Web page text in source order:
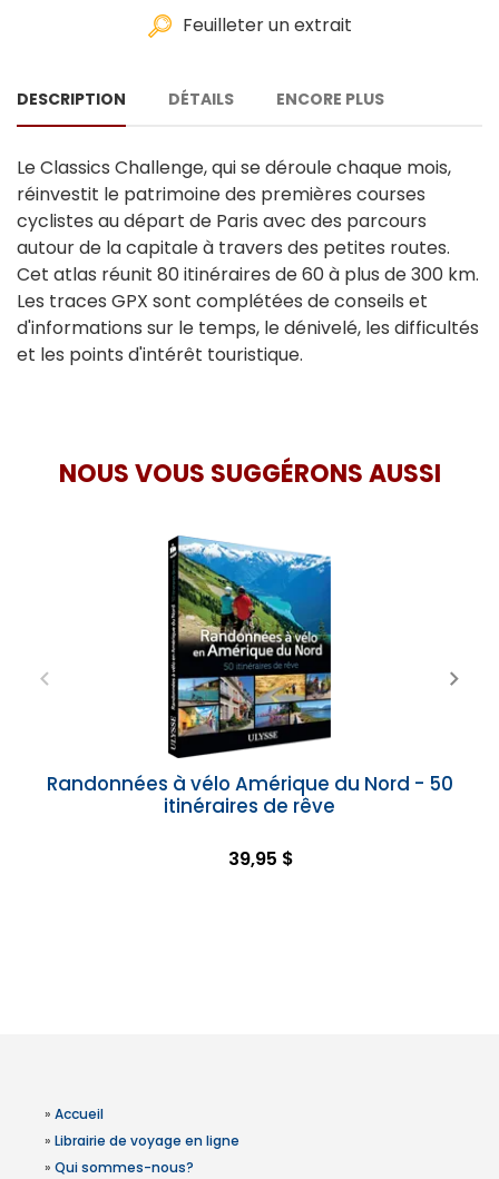
Feuilleter un extrait
DESCRIPTION DÉTAILS ENCORE PLUS
Le Classics Challenge, qui se déroule chaque mois,
réinvestit le patrimoine des premières courses
cyclistes au départ de Paris avec des parcours
autour de la capitale à travers des petites routes.
Cet atlas réunit 80 itinéraires de 60 à plus de 300 km.
Les traces GPX sont complétées de conseils et
d'informations sur le temps, le dénivelé, les difficultés
et les points d'intérêt touristique.
NOUS VOUS SUGGÉRONS AUSSI
Randonnées à vélo Amérique du Nord - 50
itinéraires de rêve
39,95 $
» Accueil
» Librairie de voyage en ligne
» Qui sommes-nous?